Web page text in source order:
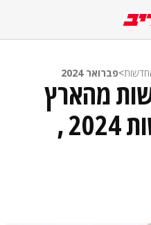
>פברואר 2024
מהארץ
והעולם בין החדשות 2024 ,